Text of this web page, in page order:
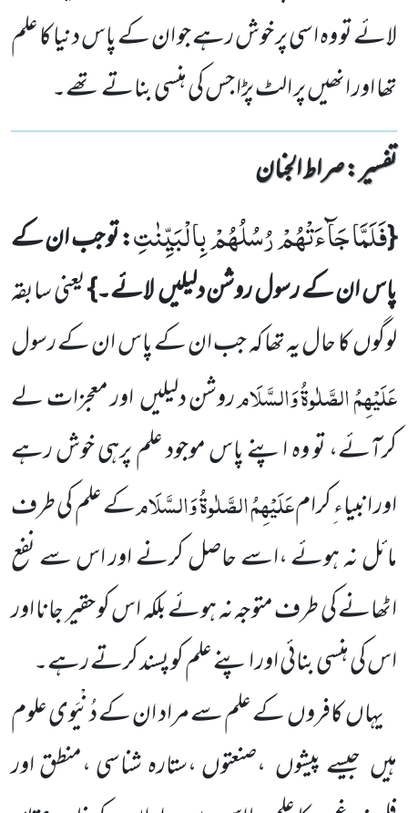
لائے تو وہ اسی پر خوش رہے جو ان کے پاس دنیا کا علم
تھا اور انھیں پر الٹ پڑا جس کی ہنسی بناتے تھے۔
تفسیر : ‎صراط الجنان
{فَلَمَّا جَآءَتْهُمْ رُسُلُهُمْ بِالْبَیِّنٰتِ: تو جب انکے
پاس ان کے رسول روشن دلیلیںلائے۔}یعنی سابقہ
لوگوںکاحال یہ تھا کہ جب ان کے پاس ان کے رسول
عَلَیْہِمُ الصَّلٰوۃُ وَالسَّلَامروشن دلیلیںاور معجزات لے
کرآئے، تو وہ اپنے پاسموجود علم پرہی خوش رہے
اورانبیاء ِکرامعَلَیْہِمُ الصَّلٰوۃُ وَالسَّلَامکے علم کی طرف
مائل نہ ہوئے ،اسے حاصل کرنے اور اس سے نفع
اٹھانے کی طرف متوجہ نہ ہوئے بلکہ اس کو حقیر جانا اور
اس کی ہنسی بنائی اور اپنے علم کو پسند کرتے رہے۔
یہاںکافروںکے علم سے مراد ان کے دُنْیَوی علوم
ہیں جیسے پیشوں ،صنعتوں ،ستارہ شناسی ،منطق اور